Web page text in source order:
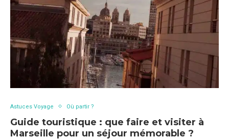
Astuces Voyage Où partir ?
Guide touristique : que faire et visiter à
Marseille pour un séjour mémorable ?